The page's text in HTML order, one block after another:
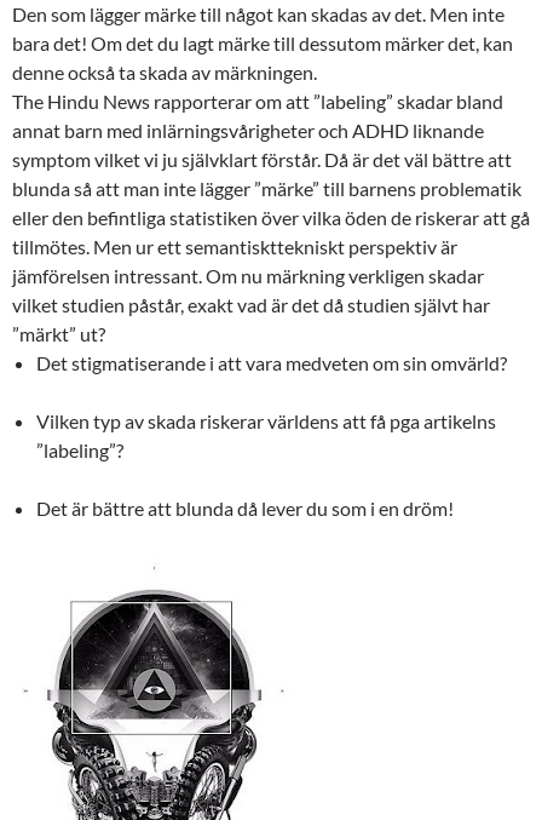
Den som lägger märke till något kan skadas av det. Men inte
bara det! Om det du lagt märke till dessutom märker det, kan
denne också ta skada av märkningen.
The Hindu News rapporterar om att ”labeling” skadar bland
annat barn med inlärningsvårigheter och ADHD liknande
symptom vilket vi ju självklart förstår. Då är det väl bättre att
blunda så att man inte lägger ”märke” till barnens problematik
eller den befintliga statistiken över vilka öden de riskerar att gå
tillmötes. Men ur ett semantiskttekniskt perspektiv är
jämförelsen intressant. Om nu märkning verkligen skadar
vilket studien påstår, exakt vad är det då studien självt har
”märkt” ut?
Det stigmatiserande i att vara medveten om sin omvärld?
Vilken typ av skada riskerar världens att få pga artikelns
”labeling”?
Det är bättre att blunda då lever du som i en dröm!